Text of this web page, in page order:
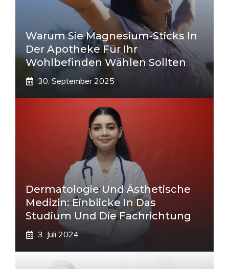
Warum Sie Magnesium-Sticks In
Der Apotheke Für Ihr
Wohlbefinden Wählen Sollten
30. September 2025
Dermatologie Und Ästhetische
Medizin: Einblicke In Das
Studium Und Die Fachrichtung
3. Juli 2024